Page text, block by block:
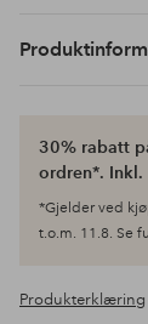
30% rabatt
ordren*. Inkl.
*Gjelder ved
t.o.m. 11.8. Se
Produkterklæring